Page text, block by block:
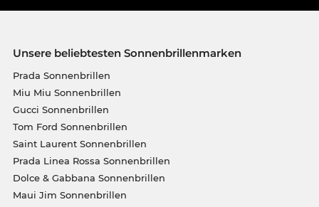
Unsere beliebtesten Sonnenbrillenmarken
Prada Sonnenbrillen
Miu Miu Sonnenbrillen
Gucci Sonnenbrillen
Tom Ford Sonnenbrillen
Saint Laurent Sonnenbrillen
Prada Linea Rossa Sonnenbrillen
Dolce & Gabbana Sonnenbrillen
Maui Jim Sonnenbrillen